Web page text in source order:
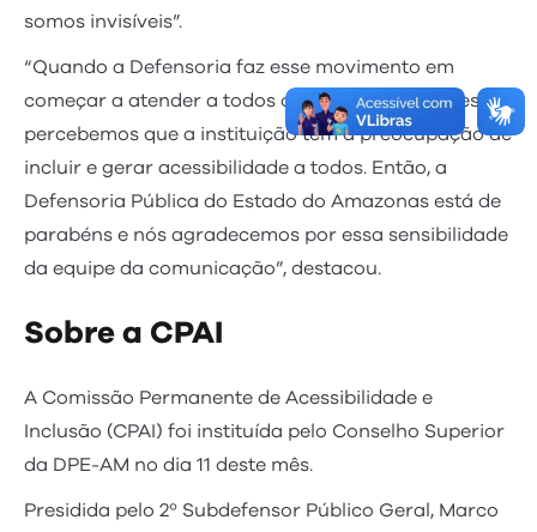
somos invisíveis”.
“Quando a Defensoria faz esse movimento em
começar a atender a todos os tipos de limitações,
percebemos que a instituição tem a preocupação de
incluir e gerar acessibilidade a todos. Então, a
Defensoria Pública do Estado do Amazonas está de
parabéns e nós agradecemos por essa sensibilidade
da equipe da comunicação”, destacou.
Sobre a CPAI
A Comissão Permanente de Acessibilidade e
Inclusão (CPAI) foi instituída pelo Conselho Superior
da DPE-AM no dia 11 deste mês.
Presidida pelo 2º Subdefensor Público Geral, Marco